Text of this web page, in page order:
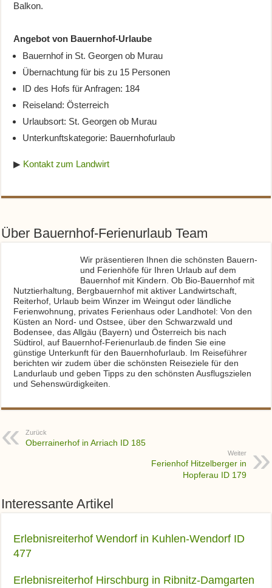
Balkon.
Angebot von Bauernhof-Urlaube
Bauernhof in St. Georgen ob Murau
Übernachtung für bis zu 15 Personen
ID des Hofs für Anfragen: 184
Reiseland: Österreich
Urlaubsort: St. Georgen ob Murau
Unterkunftskategorie: Bauernhofurlaub
▶ Kontakt zum Landwirt
Über Bauernhof-Ferienurlaub Team
Wir präsentieren Ihnen die schönsten Bauern-
und Ferienhöfe für Ihren Urlaub auf dem
Bauernhof mit Kindern. Ob Bio-Bauernhof mit
Nutztierhaltung, Bergbauernhof mit aktiver Landwirtschaft,
Reiterhof, Urlaub beim Winzer im Weingut oder ländliche
Ferienwohnung, privates Ferienhaus oder Landhotel: Von den
Küsten an Nord- und Ostsee, über den Schwarzwald und
Bodensee, das Allgäu (Bayern) und Österreich bis nach
Südtirol, auf Bauernhof-Ferienurlaub.de finden Sie eine
günstige Unterkunft für den Bauernhofurlaub. Im Reiseführer
berichten wir zudem über die schönsten Reiseziele für den
Landurlaub und geben Tipps zu den schönsten Ausflugszielen
und Sehenswürdigkeiten.
Zurück
Oberrainerhof in Arriach ID 185
Weiter
Ferienhof Hitzelberger in
Hopferau ID 179
Interessante Artikel
Erlebnisreiterhof Wendorf in Kuhlen-Wendorf ID
477
Erlebnisreiterhof Hirschburg in Ribnitz-Damgarten